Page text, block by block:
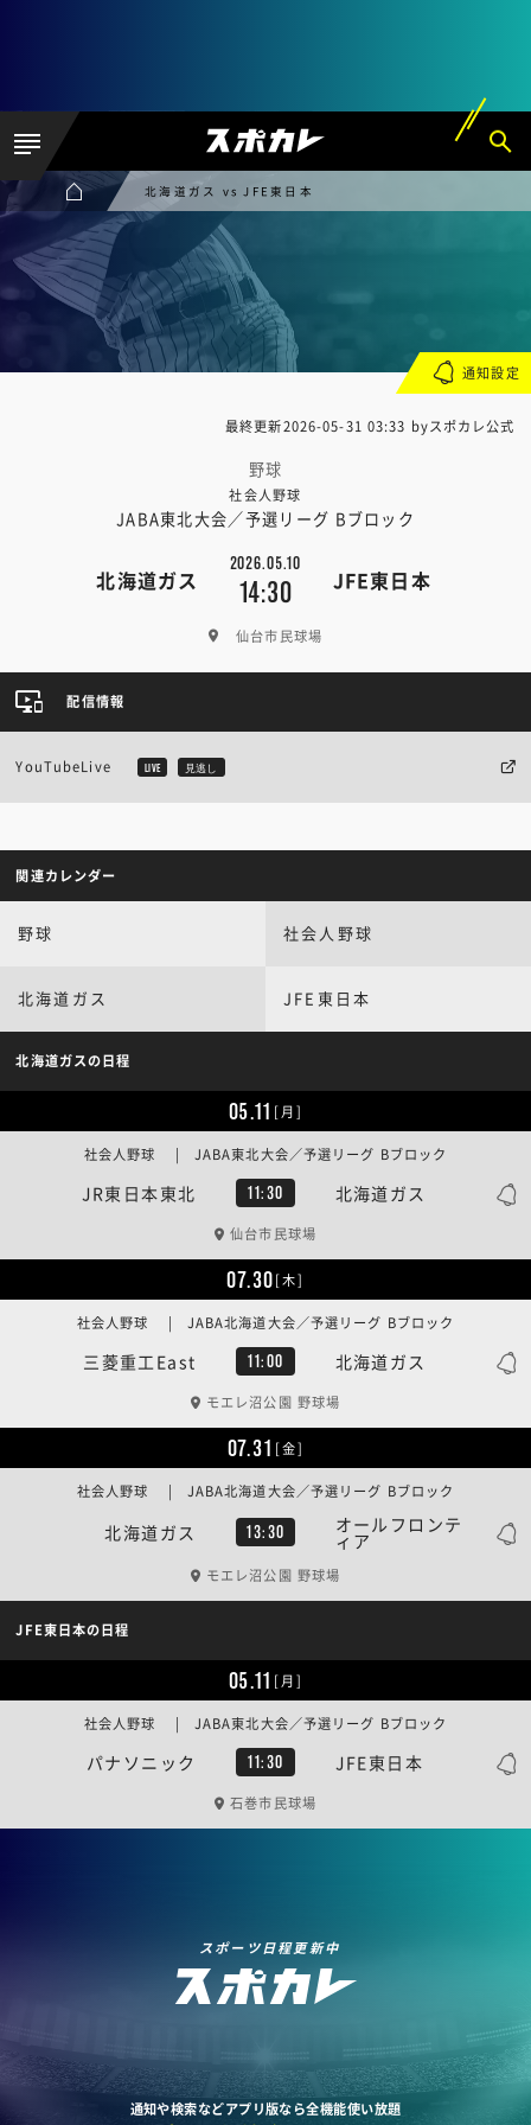
北海道ガス vs JFE東日本
最終更新2026-05-31 03:33 byスポカレ公式
野球
社会人野球
JABA東北大会／予選リーグ Bブロック
北海道ガス
2026.05.10
14:30 JFE東日本
仙台市民球場
通知設定
配信情報
YouTubeLive LIVE 見逃し
関連カレンダー
野球 社会人野球
北海道ガス JFE東日本
北海道ガスの日程
05.11 [月]
JR東日本東北 11:30 北海道ガス
社会人野球 | JABA東北大会／予選リーグ Bブロック
仙台市民球場
07.30[木]
三菱重工East 11:00 北海道ガス
社会人野球 | JABA北海道大会／予選リーグ Bブロック
モエレ沼公園 野球場
07.31 [金]
北海道ガス 13:30 オールフロンテ
ィア
社会人野球 | JABA北海道大会／予選リーグ Bブロック
モエレ沼公園 野球場
JFE東日本の日程
05.11 [月]
パナソニック 11:30 JFE東日本
社会人野球 | JABA東北大会／予選リーグ Bブロック
石巻市民球場
スポーツ日程更新中
通知や検索などアプリ版なら全機能使い放題